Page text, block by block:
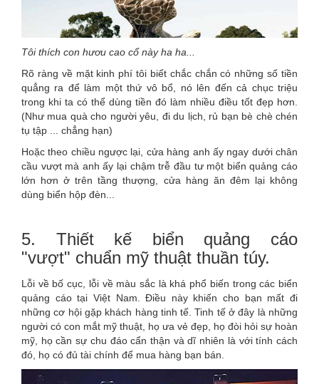
Tôi thích con hươu cao cổ này ha ha...
Rõ ràng về mặt kinh phí tôi biết chắc chắn có những số tiền
quẳng ra để làm một thứ vô bổ, nó lên đến cả chục triệu
trong khi ta có thể dùng tiền đó làm nhiều điều tốt đẹp hơn.
(Như mua quà cho người yêu, đi du lịch, rủ bạn bè chè chén
tụ tập ... chẳng hạn)
Hoặc theo chiều ngược lại, cửa hàng anh ấy ngay dưới chân
cầu vượt mà anh ấy lại chậm trễ đầu tư một biển quảng cáo
lớn hơn ở trên tầng thượng, cửa hàng ăn đêm lại không
dùng biển hộp đèn...
5. Thiết kế biển quảng cáo
"vượt" chuẩn mỹ thuật thuần túy.
Lỗi về bố cục, lỗi về màu sắc là khá phổ biến trong các biển
quảng cáo tại Việt Nam. Điều này khiến cho bạn mất đi
những cơ hội gặp khách hàng tinh tế. Tinh tế ở đây là những
người có con mắt mỹ thuật, họ ưa vẻ đẹp, họ đòi hỏi sự hoàn
mỹ, họ cần sự chu đáo cẩn thận và dĩ nhiên là với tính cách
đó, họ có đủ tài chính để mua hàng bạn bán.